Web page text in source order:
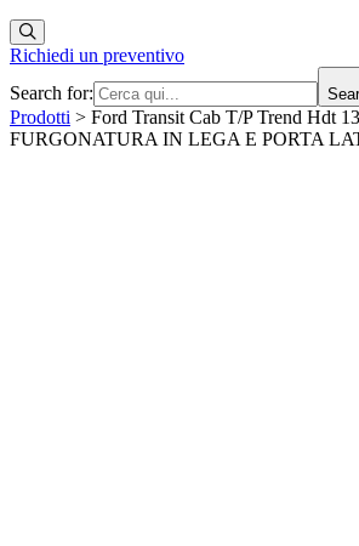
Richiedi un preventivo
Search for:
Prodotti > Ford Transit Cab T/P Trend Hdt
FURGONATURA IN LEGA E PORTA